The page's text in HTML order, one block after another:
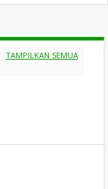
TAMPILKAN SEMUA